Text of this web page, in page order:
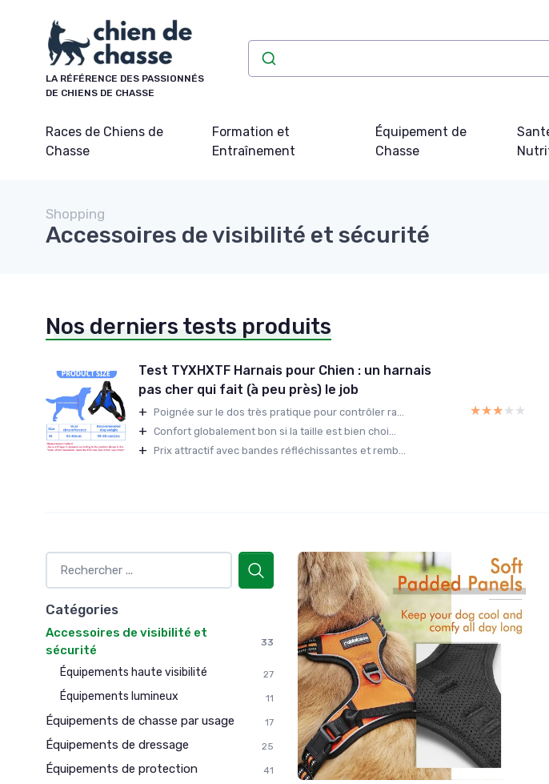
LA RÉFÉRENCE DES PASSIONNÉS
DE CHIENS DE CHASSE
Races de Chiens de
Chasse
Formation et
Entraînement
Équipement de
Chasse
Shopping
Accessoires de visibilité et sécurité
Nos derniers tests produits
Test TYXHXTF Harnais pour Chien : un harnais
pas cher qui fait (à peu près) le job
+ Poignée sur le dos très pratique pour contrôler ra...
+ Confort globalement bon si la taille est bien choi...
+ Prix attractif avec bandes réfléchissantes et remb...
★★★★★
★★★★★
Catégories
Accessoires de visibilité et
sécurité
33
Équipements haute visibilité 27
Équipements lumineux 11
Équipements de chasse par usage 17
Équipements de dressage 25
Équipements de protection 41